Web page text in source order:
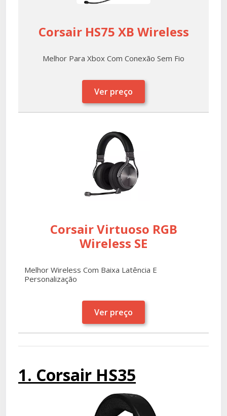
Corsair HS75 XB Wireless
Melhor Para Xbox Com Conexão Sem Fio
Ver preço
Corsair Virtuoso RGB
Wireless SE
Melhor Wireless Com Baixa Latência E
Personalização
Ver preço
1. Corsair HS35